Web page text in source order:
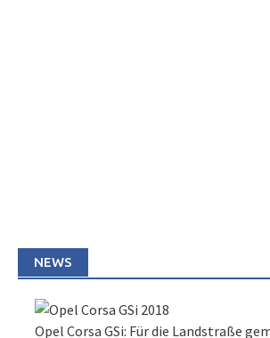
NEWS
Opel Corsa GSi: Für die Landstraße